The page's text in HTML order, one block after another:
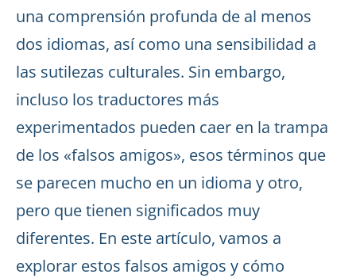
una comprensión profunda de al menos
dos idiomas, así como una sensibilidad a
las sutilezas culturales. Sin embargo,
incluso los traductores más
experimentados pueden caer en la trampa
de los «falsos amigos», esos términos que
se parecen mucho en un idioma y otro,
pero que tienen significados muy
diferentes. En este artículo, vamos a
explorar estos falsos amigos y cómo